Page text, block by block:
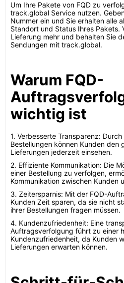
Um Ihre Pakete von FQD zu
track.global Service nutzen.
Nummer ein und Sie erhalten alle
Standort und Status Ihres Pakets.
Lieferung mehr und behalten Sie
Sendungen mit track.global.
Warum FQD-
wichtig ist
1. Verbesserte Transparenz:
Bestellungen können Kunden den
Lieferungen jederzeit einsehen.
2. Effiziente Kommunikation: Die
einer Bestellung zu verfolgen,
Kommunikation zwischen Kunden
3. Zeitersparnis: Mit der FQD-
Kunden Zeit sparen, da sie nicht
ihrer Bestellungen fragen müssen.
4. Kundenzufriedenheit: Eine
Auftragsverfolgung führt zu einer
Kundenzufriedenheit, da Kunden
Lieferungen erwarten können.